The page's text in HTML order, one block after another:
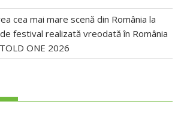
cea mai mare scenă din România la
festival realizată vreodată în România
ONE 2026